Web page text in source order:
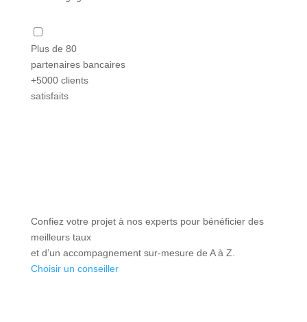
Plus de 80
partenaires bancaires
+5000 clients
satisfaits
Confiez votre projet à nos experts pour bénéficier des
meilleurs taux
et d’un accompagnement sur-mesure de A à Z.
Choisir un conseiller